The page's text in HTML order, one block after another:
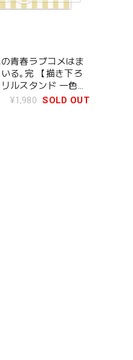
青春ラブコメはま
る｡完 【描き下ろ
ルスタンド 一色い
¥1,980 SOLD OUT